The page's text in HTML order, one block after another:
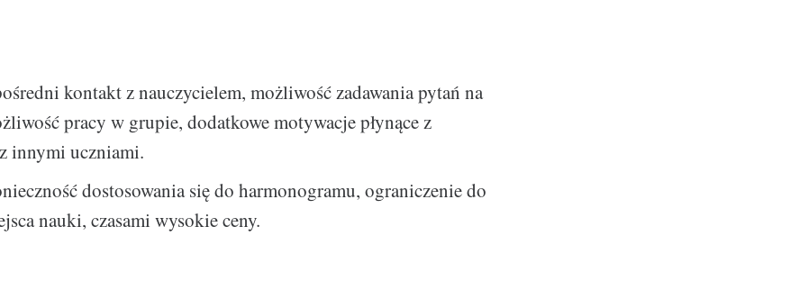
kontakt z nauczycielem, możliwość zadawania pytań na
pracy w grupie, dodatkowe motywacje płynące z
innymi uczniami.
dostosowania się do harmonogramu, ograniczenie do
nauki, czasami wysokie ceny.